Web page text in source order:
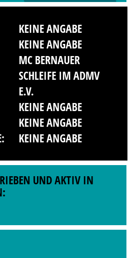
KEINE ANGABE
KEINE ANGABE
MC BERNAUER
SCHLEIFE IM ADMV
E.V.
KEINE ANGABE
KEINE ANGABE
KEINE ANGABE
UND AKTIV IN